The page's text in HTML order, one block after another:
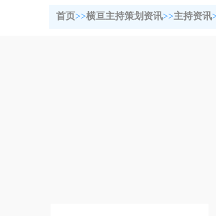
/2025/
首页>>横亘主持策划资讯>>主持资讯